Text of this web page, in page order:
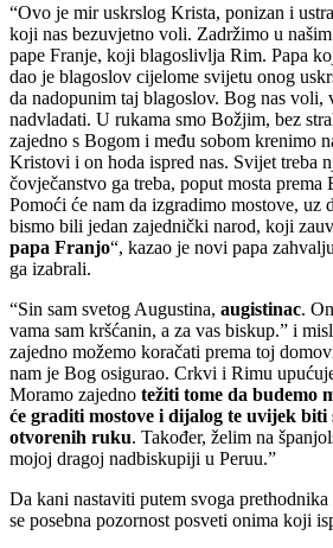
“Ovo je mir uskrslog Krista, ponizan i
koji nas bezuvjetno voli. Zadržimo u našim
pape Franje, koji blagoslivlja Rim. Papa
dao je blagoslov cijelome svijetu onog
da nadopunim taj blagoslov. Bog nas voli,
nadvladati. U rukama smo Božjim, bez
zajedno s Bogom i među sobom krenimo
Kristovi i on hoda ispred nas. Svijet treba
čovječanstvo ga treba, poput mosta
Pomoći će nam da izgradimo mostove, uz
bismo bili jedan zajednički narod, koji
papa Franjo“, kazao je novi papa
ga izabrali.
“Sin sam svetog Augustina, augistinac.
vama sam kršćanin, a za vas biskup.” i
zajedno možemo koračati prema toj
nam je Bog osigurao. Crkvi i Rimu
Moramo zajedno težiti tome da budemo
će graditi mostove i dijalog te uvijek
otvorenih ruku. Također, želim na
mojoj dragoj nadbiskupiji u Peruu.”
Da kani nastaviti putem svoga
se posebna pozornost posveti onima koji